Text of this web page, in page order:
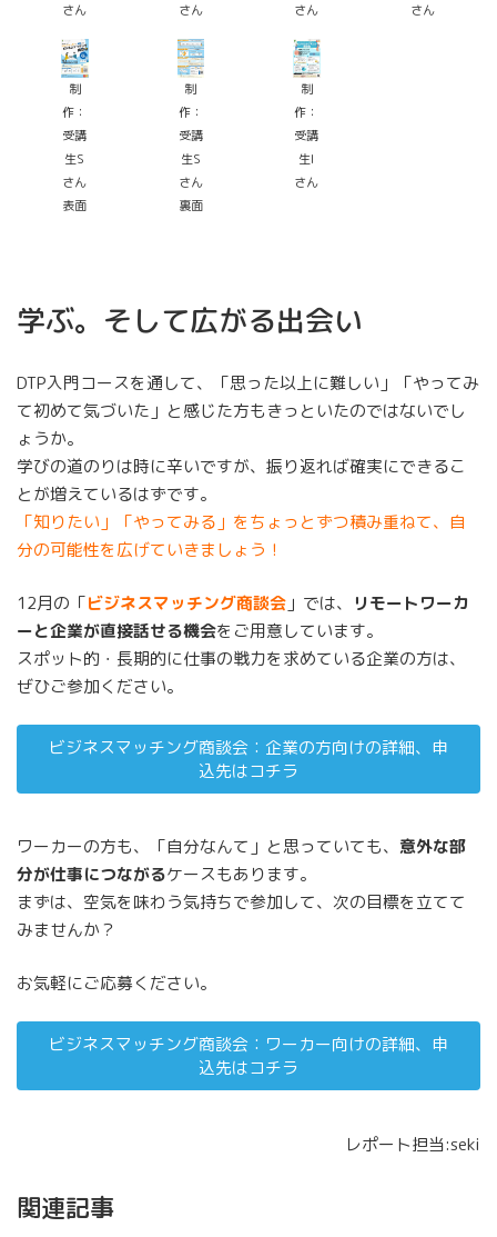
さん
さん
さん
さん
制
作：
受講
生S
さん
表面
制
作：
受講
生S
さん
裏面
制
作：
受講
生I
さん
学ぶ。そして広がる出会い
DTP入門コースを通して、「思った以上に難しい」「やってみ
て初めて気づいた」と感じた方もきっといたのではないでし
ょうか。
学びの道のりは時に辛いですが、振り返れば確実にできるこ
とが増えているはずです。
「知りたい」「やってみる」をちょっとずつ積み重ねて、自
分の可能性を広げていきましょう！
12月の「ビジネスマッチング商談会 」では、
リモートワーカ
ーと企業が直接話せる機会をご用意しています。
スポット的・長期的に仕事の戦力を求めている企業の方は、
ぜひご参加ください。
ビジネスマッチング商談会：企業の方向けの詳細、申
込先はコチラ
ワーカーの方も、「自分なんて」と思っていても、 意外な部
分が仕事につながるケースもあります。
まずは、空気を味わう気持ちで参加して、次の目標を立てて
みませんか？
お気軽にご応募ください。
ビジネスマッチング商談会：ワーカー向けの詳細、申
込先はコチラ
レポート担当:seki
関連記事